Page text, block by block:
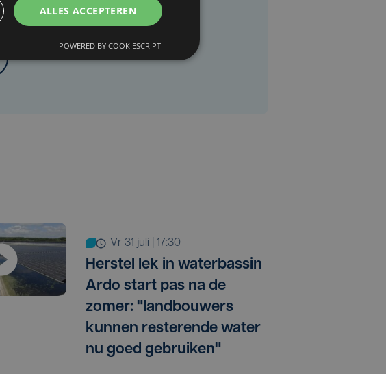
dit artikel?
vr 31 juli | 17:30
Herstel lek in waterbassin
Ardo start pas na de
zomer: "landbouwers
kunnen resterende water
nu goed gebruiken"
ALLES ACCEPTEREN
POWERED BY COOKIESCRIPT